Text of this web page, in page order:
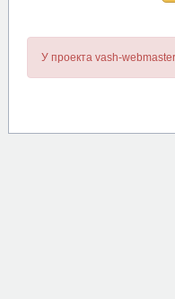
У проекта vash-